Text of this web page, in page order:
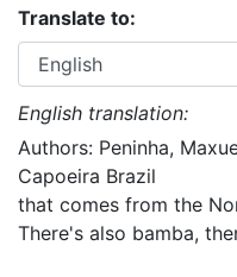
Translate to:
English translation:
Authors: Peninha,
Capoeira Brazil
that comes from the
There's also bamba,